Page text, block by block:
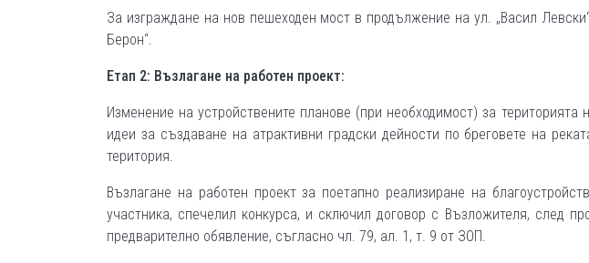
За изграждане на нов пешеходен мост в продължение на ул. „Васил
Берон“.
Етап 2: Възлагане на работен проект:
Изменение на устройствените планове (при необходимост) за територията
идеи за създаване на атрактивни градски дейности по бреговете на
територия.
Възлагане на работен проект за поетапно реализиране на
участника, спечелил конкурса, и сключил договор с Възложителя, след
предварително обявление, съгласно чл. 79, ал. 1, т. 9 от ЗОП.